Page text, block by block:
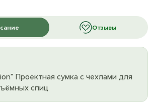
Отзывы
Проектная сумка с чехлами для
спиц